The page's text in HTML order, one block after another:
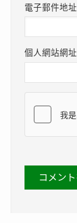
電子郵件地址
個人網站網址